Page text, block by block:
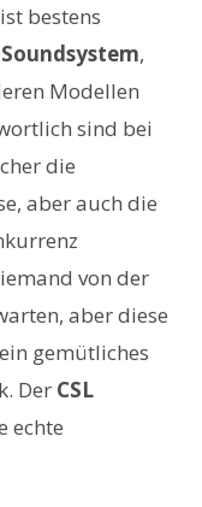
bestens
,
Modellen
sind bei
die
aber auch die
von der
aber diese
gemütliches
Der CSL
echte